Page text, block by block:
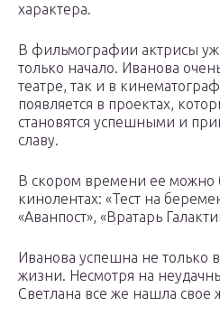
характера.
В фильмографии актрисы
только начало. Иванова
театре, так и в
появляется в проектах,
становятся успешными и
славу.
В скором времени ее можно
кинолентах: «Тест на
«Аванпост», «Вратарь
Иванова успешна не только
жизни. Несмотря на
Светлана все же нашла свое